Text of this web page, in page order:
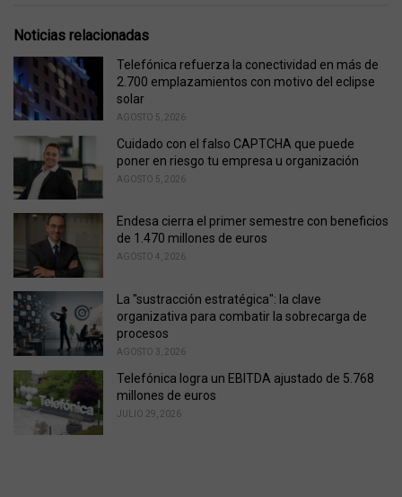
o
r
i
e
s
:
:Noticias relacionadas
Telefónica refuerza la conectividad en más de
2.700 emplazamientos con motivo del eclipse
solar
AGOSTO 5, 2026
Cuidado con el falso CAPTCHA que puede
poner en riesgo tu empresa u organización
AGOSTO 5, 2026
Endesa cierra el primer semestre con beneficios
de 1.470 millones de euros
AGOSTO 4, 2026
La "sustracción estratégica": la clave
organizativa para combatir la sobrecarga de
procesos
AGOSTO 3, 2026
Telefónica logra un EBITDA ajustado de 5.768
millones de euros
JULIO 29, 2026